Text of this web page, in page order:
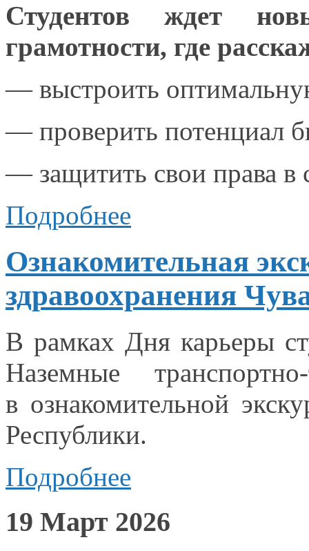
Студентов ждет
грамотности, где
— выстроить
— проверить потенциал
— защитить свои права в
Подробнее
Ознакомительная
здравоохранения
В рамках Дня карьеры
Наземные
в ознакомительной
Республики.
Подробнее
19 Март 2026